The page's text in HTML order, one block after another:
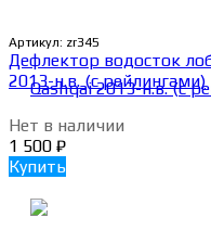
Артикул: zr345
Дефлектор водосток
2013-н.в. (с рейлингами)
Нет в наличии
1 500 ₽
Купить